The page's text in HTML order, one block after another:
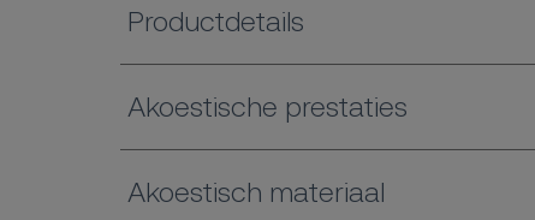
Productdetails
Akoestische prestaties
Akoestisch materiaal